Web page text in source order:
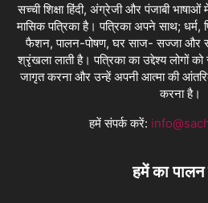
सच्ची शिक्षा हिंदी, अंग्रेजी और पंजाबी भाषाओं
मासिक पत्रिका है। पत्रिका अपने साथ; धर्म,
फैशन, पालन-पोषण, घर साज- सज्जा और
श्रृंखला लाती है। पत्रिका का उद्देश्य लोगों
जागृत करना और उन्हें अपनी आत्मा की
करना है।
हमें संपर्क करें:
हमें का